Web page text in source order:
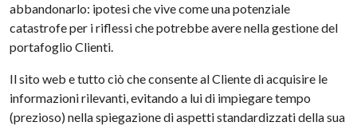
abbandonarlo: ipotesi che vive come una potenziale
catastrofe per i riflessi che potrebbe avere nella gestione del
portafoglio Clienti.
Il sito web e tutto ciò che consente al Cliente di acquisire le
informazioni rilevanti, evitando a lui di impiegare tempo
(prezioso) nella spiegazione di aspetti standardizzati della sua